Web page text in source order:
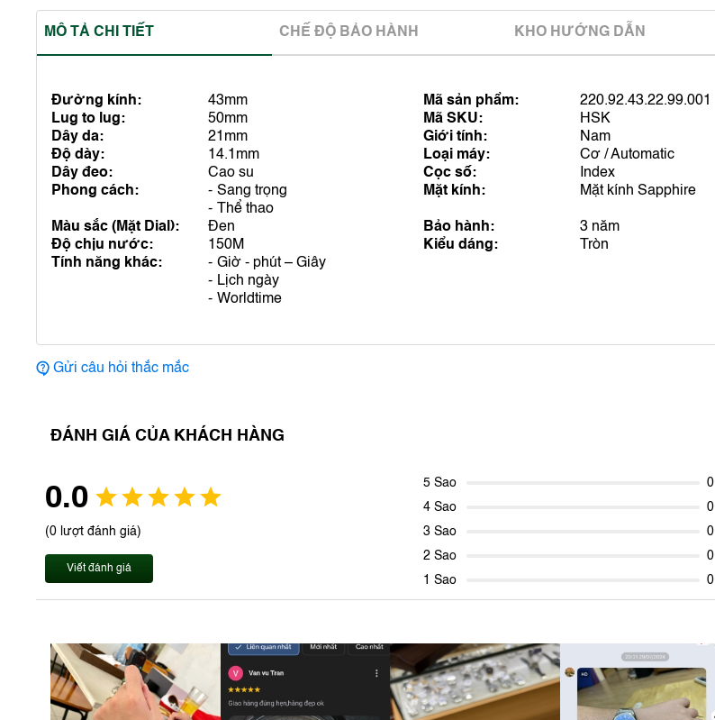
MÔ TẢ CHI TIẾT CHẾ ĐỘ BẢO HÀNH KHO HƯỚNG DẪN
Đường kính:
43mm
Lug to lug:
50mm
Dây da:
21mm
Độ dày:
14.1mm
Mã sản phẩm:
220.92.43.22.99.001
Mã SKU:
HSK
Giới tính:
Nam
Loại máy:
Cơ / Automatic
Dây đeo:
Cao su Cọc số:
Index
Phong cách:
Sang trọng
Thể thao
Mặt kính: Mặt kính Sapphire
Màu sắc (Mặt Dial): Đen Bảo hành:
3 năm
Độ chịu nước:
150M Kiểu dáng:
Tròn
Tính năng khác:
Giờ - phút – Giây
Lịch ngày
Worldtime
Gửi câu hỏi thắc mắc
ĐÁNH GIÁ CỦA KHÁCH HÀNG
0.0
(0 lượt đánh giá)
Viết đánh giá
5 Sao
0
4 Sao
0
3 Sao
0
2 Sao
0
1 Sao
0